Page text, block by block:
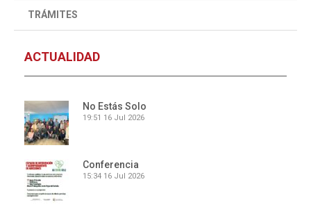
TRÁMITES
ACTUALIDAD
No Estás Solo
19:51 16 Jul 2026
Conferencia
15:34 16 Jul 2026